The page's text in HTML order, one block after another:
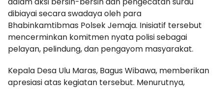
dibiayai secara swadaya oleh para
Bhabinkamtibmas Polsek Jemaja. Inisiatif tersebut
mencerminkan komitmen nyata polisi sebagai
pelayan, pelindung, dan pengayom masyarakat.
Kepala Desa Ulu Maras, Bagus Wibawa, memberikan
apresiasi atas kegiatan tersebut. Menurutnya,